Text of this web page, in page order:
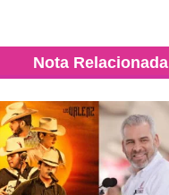
Nota Relacionada